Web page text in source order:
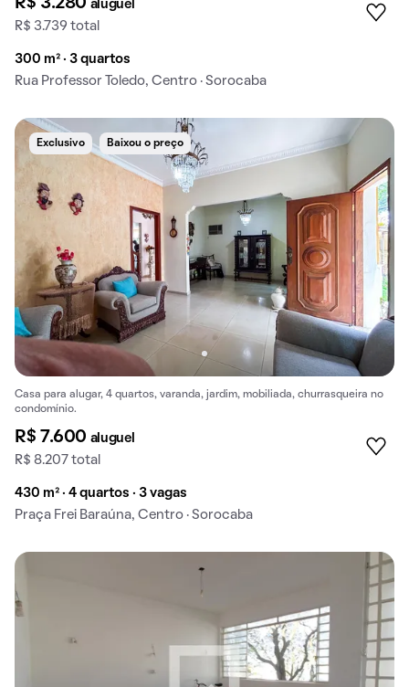
R$ 3.280 aluguel
R$ 3.739 total
300 m² · 3 quartos
Rua Professor Toledo, Centro · Sorocaba
Exclusivo Baixou o preço
Casa para alugar, 4 quartos, varanda, jardim, mobiliada, churrasqueira no
condomínio.
R$ 7.600 aluguel
R$ 8.207 total
430 m² · 4 quartos · 3 vagas
Praça Frei Baraúna, Centro · Sorocaba